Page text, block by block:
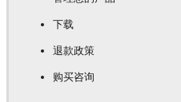
下载
退款政策
购买咨询